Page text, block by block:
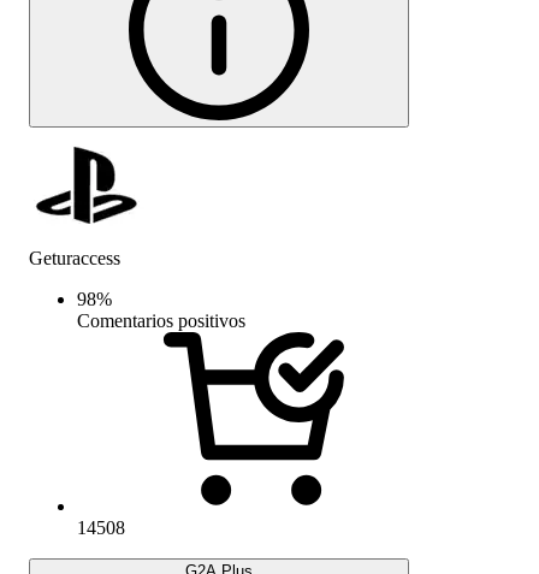
Geturaccess
98%
Comentarios positivos
14508